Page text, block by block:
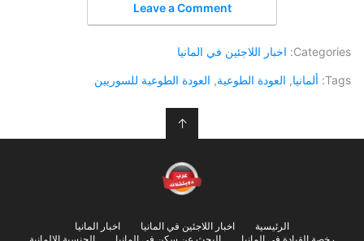
Leave a Comment
Categories: اخبار اللاجئين في المانيا
Tags: ألمانيا, العودة الطوعية, العودة الطوعية للسوريين
↑
الرئيسية اخبار اللاجئين في المانيا
اخبار المانيا